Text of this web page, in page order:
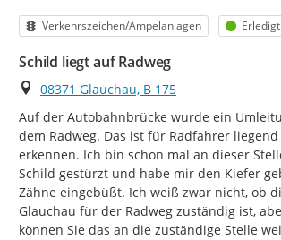
Kategorie
Verkehrszeichen/Ampelanlagen Status
Erledigt
Schild liegt auf Radweg
Ort
08371 Glauchau, B 175
Auf der Autobahnbrücke wurde ein
dem Radweg. Das ist für Radfahrer
erkennen. Ich bin schon mal an dieser
Schild gestürzt und habe mir den Kiefer
Zähne eingebüßt. Ich weiß zwar nicht, ob
Glauchau für der Radweg zuständig ist,
können Sie das an die zuständige Stelle